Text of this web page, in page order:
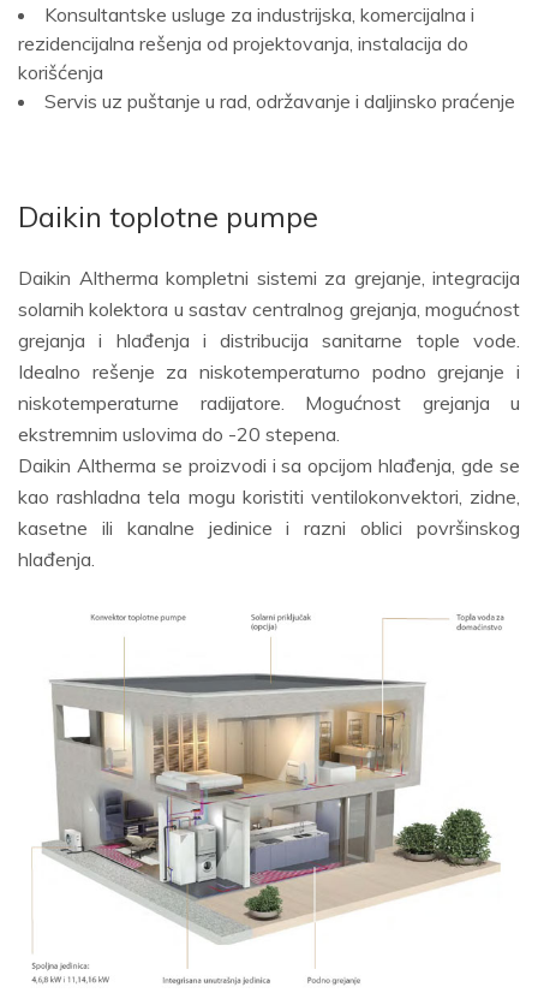
Konsultantske usluge za industrijska, komercijalna i
rezidencijalna rešenja od projektovanja, instalacija do
korišćenja
Servis uz puštanje u rad, održavanje i daljinsko praćenje
Daikin toplotne pumpe
Daikin Altherma kompletni sistemi za grejanje, integracija
solarnih kolektora u sastav centralnog grejanja, mogućnost
grejanja i hlađenja i distribucija sanitarne tople vode.
Idealno rešenje za niskotemperaturno podno grejanje i
niskotemperaturne radijatore. Mogućnost grejanja u
ekstremnim uslovima do -20 stepena.
Daikin Altherma se proizvodi i sa opcijom hlađenja, gde se
kao rashladna tela mogu koristiti ventilokonvektori, zidne,
kasetne ili kanalne jedinice i razni oblici površinskog
hlađenja.